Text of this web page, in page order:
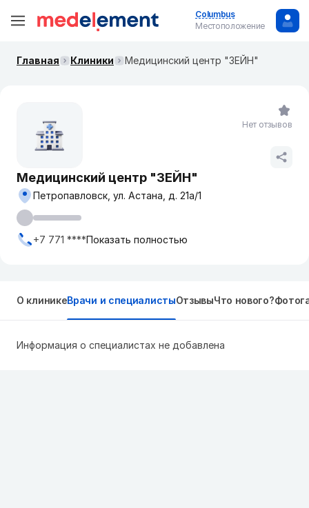
Columbus
Местоположение
Главная Клиники Медицинский центр "ЗЕЙН"
Медицинский центр "ЗЕЙН"
Петропавловск, ул. Астана, д. 21а/1
+7 771 ****Показать полностью
Нет отзывов
О клиникеВрачи и специалистыОтзывыЧто нового?
Информация о специалистах не добавлена